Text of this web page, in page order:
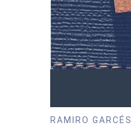
RAMIRO GARCÉS